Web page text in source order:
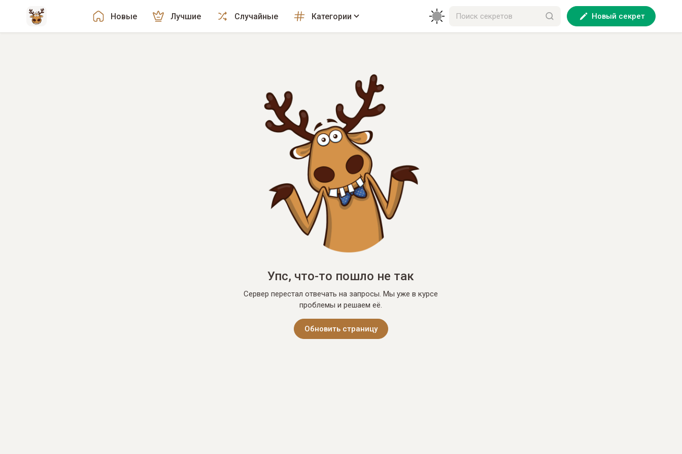
Новые Лучшие Случайные Категории Новый секрет
Упс, что-то пошло не так
Сервер перестал отвечать на запросы. Мы уже в курсе
проблемы и решаем её.
Обновить страницу